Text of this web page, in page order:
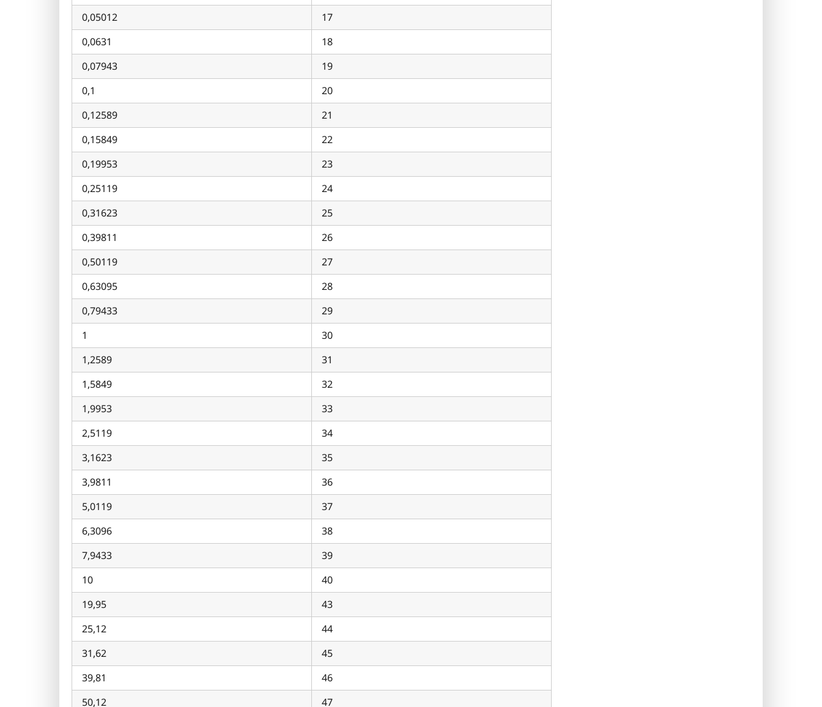
0,05012
17
0,0631
18
0,07943
19
0,1
20
0,12589
21
0,15849
22
0,19953
23
0,25119
24
0,31623
25
0,39811
26
0,50119
27
0,63095
28
0,79433
29
1
30
1,2589
31
1,5849
32
1,9953
33
2,5119
34
3,1623
35
3,9811
36
5,0119
37
6,3096
38
7,9433
39
10
40
19,95
43
25,12
44
31,62
45
39,81
46
50,12
47